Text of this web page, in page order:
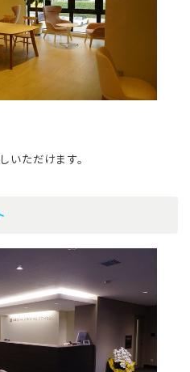
いただけます。